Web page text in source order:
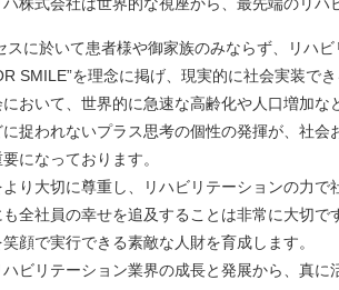
スに於いて患者様や御家族のみならず、リハ
SMILE”を理念に掲げ、現実的に社会実装で
おいて、世界的に急速な高齢化や人口増加な
捉われないプラス思考の個性の発揮が、社
になっております。
り大切に尊重し、リハビリテーションの力で
全社員の幸せを追及することは非常に大切で
顔で実行できる素敵な人財を育成します。
ビリテーション業界の成長と発展から、真に